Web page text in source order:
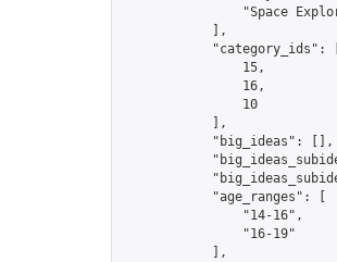
"Space
            ],
            "category_ids": [
                15,
                16,
                10
            ],
            "big_ideas": [],
            "age_ranges": [
                "14-16",
                "16-19"
            ],